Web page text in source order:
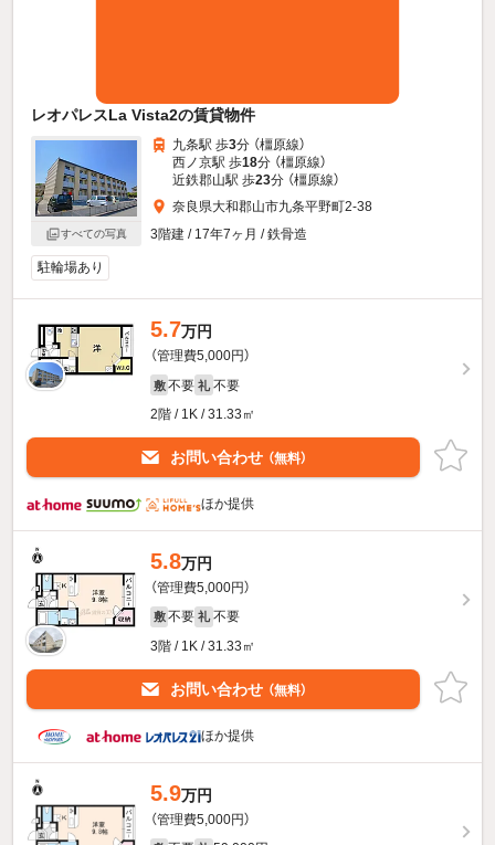
レオパレスLa Vista2の賃貸物件
すべての写真
九条駅 歩3分 （橿原線）
西ノ京駅 歩18分 （橿原線）
近鉄郡山駅 歩23分 （橿原線）
奈良県大和郡山市九条平野町2-38
3階建 / 17年7ヶ月 / 鉄骨造
駐輪場あり
5.7万円
（管理費5,000円）
敷 不要 礼 不要
2階 / 1K / 31.33㎡
お問い合わせ （無料）
ほか提供
5.8万円
（管理費5,000円）
敷 不要 礼 不要
3階 / 1K / 31.33㎡
お問い合わせ （無料）
ほか提供
5.9万円
（管理費5,000円）